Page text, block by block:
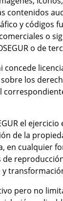
contenidos
y códigos
o
o de
concede
los
el
de la
en cualquier
de
pero no